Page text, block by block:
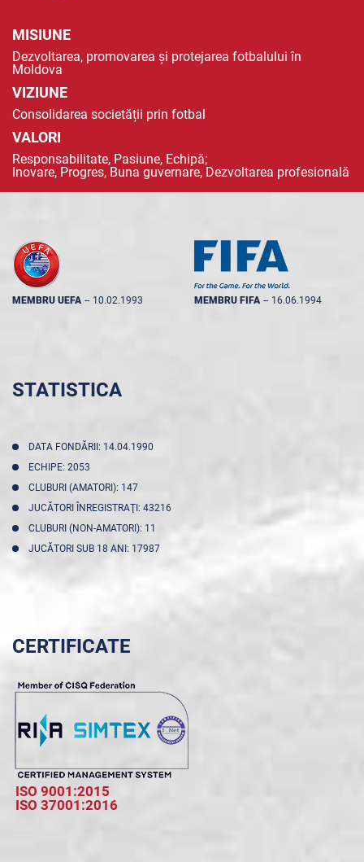
MISIUNE
Dezvoltarea, promovarea și protejarea fotbalului în
Moldova
VIZIUNE
Consolidarea societății prin fotbal
VALORI
Responsabilitate, Pasiune, Echipă;
Inovare, Progres, Buna guvernare, Dezvoltarea profesională
MEMBRU UEFA -- 10.02.1993 MEMBRU FIFA -- 16.06.1994
STATISTICA
DATA FONDĂRII: 14.04.1990
ECHIPE: 2053
CLUBURI (AMATORI): 147
JUCĂTORI ÎNREGISTRAŢI: 43216
CLUBURI (NON-AMATORI): 11
JUCĂTORI SUB 18 ANI: 17987
CERTIFICATE
ISO 9001:2015
ISO 37001:2016